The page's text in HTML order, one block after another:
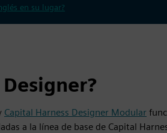
en su lugar?
Capital Harness Designer Modular
a la línea de base de Capital